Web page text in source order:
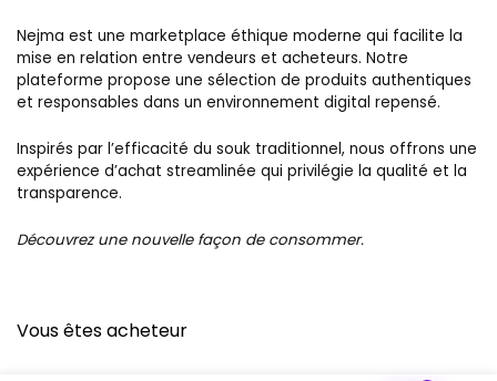
Nejma est une marketplace éthique moderne qui facilite la
mise en relation entre vendeurs et acheteurs. Notre
plateforme propose une sélection de produits authentiques
et responsables dans un environnement digital repensé.
Inspirés par l’efficacité du souk traditionnel, nous offrons une
expérience d’achat streamlinée qui privilégie la qualité et la
transparence.
Découvrez une nouvelle façon de consommer.
Vous êtes acheteur